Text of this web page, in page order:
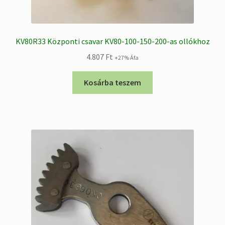
KV80R33 Központi csavar KV80-100-150-200-as ollókhoz
4.807 Ft +27% Áfa
Kosárba teszem